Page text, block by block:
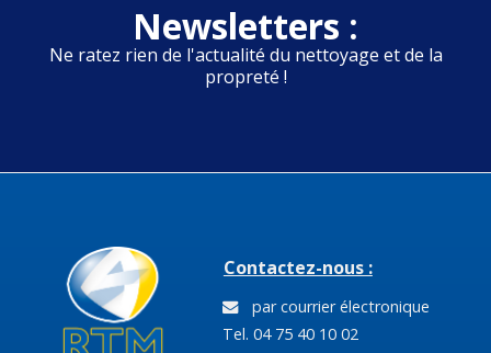
Newsletters :
Ne ratez rien de l'actualité du nettoyage et de la
propreté !
Contactez-nous :
par courrier électronique
Tel. 04 75 40 10 02